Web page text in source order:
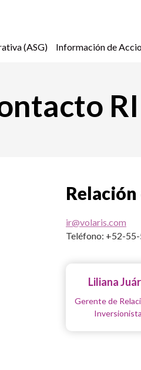
(ASG) Información de
RI
ir@volaris.com
Teléfono: +52-
Liliana
Gerente de